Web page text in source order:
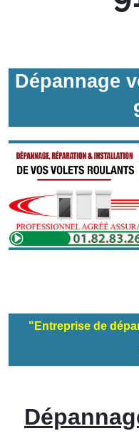
Dépannage
"Entreprise de